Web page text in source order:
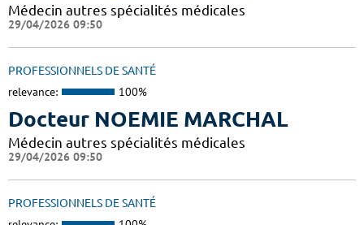
Médecin autres spécialités médicales
29/04/2026 09:50
PROFESSIONNELS DE SANTÉ
relevance: 100%
Docteur NOEMIE MARCHAL
Médecin autres spécialités médicales
29/04/2026 09:50
PROFESSIONNELS DE SANTÉ